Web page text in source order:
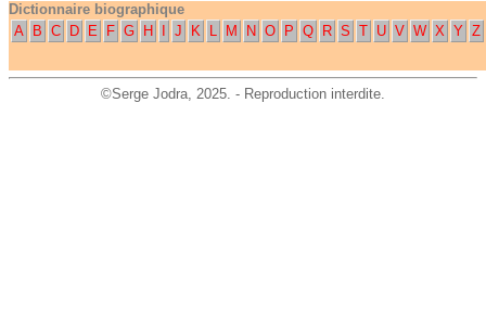
Dictionnaire biographique
A
B C D E F G H J K L M N O P Q R S T U V W X Y Z
©Serge Jodra, 2025. - Reproduction interdite.